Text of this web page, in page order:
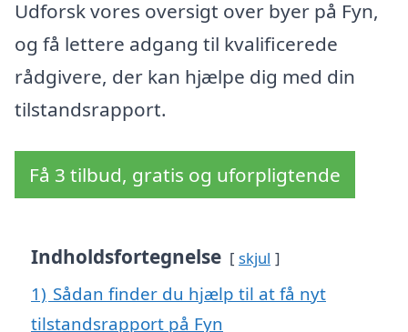
Udforsk vores oversigt over byer på Fyn,
og få lettere adgang til kvalificerede
rådgivere, der kan hjælpe dig med din
tilstandsrapport.
Få 3 tilbud, gratis og uforpligtende
Indholdsfortegnelse skjul
1) Sådan finder du hjælp til at få nyt
tilstandsrapport på Fyn